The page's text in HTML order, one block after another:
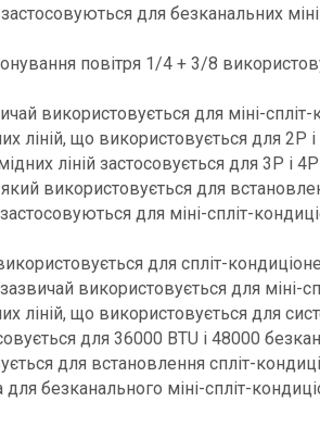
для безканальних
повітря 1/4 + 3/8
використовується для міні-спліт-
ліній, що використовується для 2P
ліній застосовується для 3P і
використовується для
для міні-спліт-
для спліт-
використовується для
ліній, що використовується для
для 36000 BTU і 48000
для встановлення спліт-
безканального міні-спліт-